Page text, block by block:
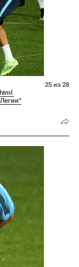
25 из 28